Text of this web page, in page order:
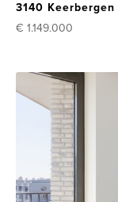
3140 Keerbergen
€ 1.149.000